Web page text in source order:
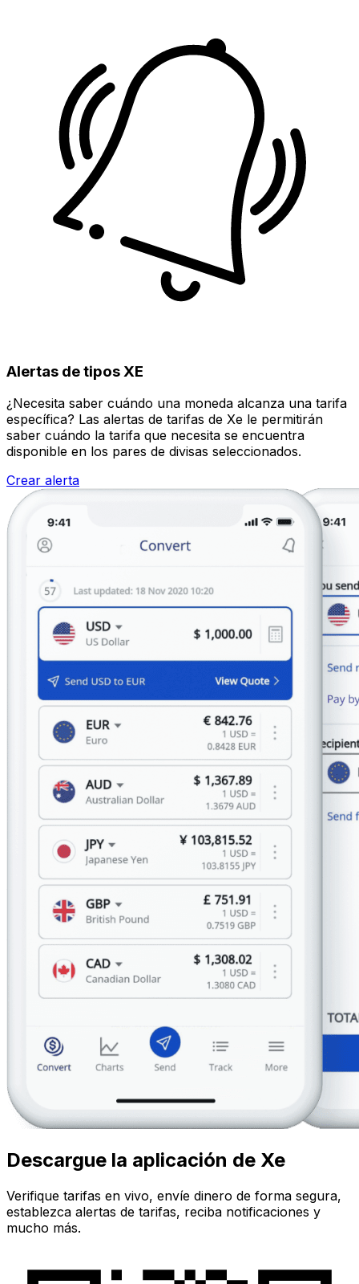
Alertas de tipos XE
¿Necesita saber cuándo una moneda alcanza una tarifa
específica? Las alertas de tarifas de Xe le permitirán
saber cuándo la tarifa que necesita se encuentra
disponible en los pares de divisas seleccionados.
Crear alerta
Descargue la aplicación de Xe
Verifique tarifas en vivo, envíe dinero de forma segura,
establezca alertas de tarifas, reciba notificaciones y
mucho más.